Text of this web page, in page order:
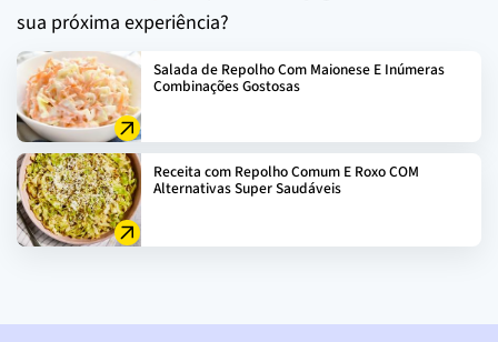
sua próxima experiência?
Salada de Repolho Com Maionese E Inúmeras
Combinações Gostosas
Receita com Repolho Comum E Roxo COM
Alternativas Super Saudáveis